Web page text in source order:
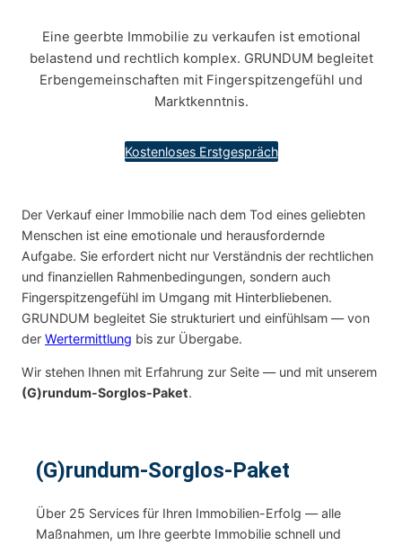
Eine geerbte Immobilie zu verkaufen ist emotional
belastend und rechtlich komplex. GRUNDUM begleitet
Erbengemeinschaften mit Fingerspitzengefühl und
Marktkenntnis.
Kostenloses Erstgespräch
Der Verkauf einer Immobilie nach dem Tod eines geliebten
Menschen ist eine emotionale und herausfordernde
Aufgabe. Sie erfordert nicht nur Verständnis der rechtlichen
und finanziellen Rahmenbedingungen, sondern auch
Fingerspitzengefühl im Umgang mit Hinterbliebenen.
GRUNDUM begleitet Sie strukturiert und einfühlsam — von
der Wertermittlung bis zur Übergabe.
Wir stehen Ihnen mit Erfahrung zur Seite — und mit unserem
(G)rundum-Sorglos-Paket.
(G)rundum-Sorglos-Paket
Über 25 Services für Ihren Immobilien-Erfolg — alle
Maßnahmen, um Ihre geerbte Immobilie schnell und